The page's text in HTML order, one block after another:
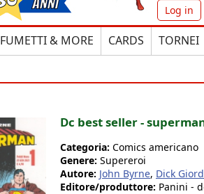
Log in
FUMETTI & MORE CARDS TORNEI
Dc best seller -
Categoria: Comics americano
Genere: Supereroi
Autore: John Byrne, Dick
Editore/produttore: Panini -